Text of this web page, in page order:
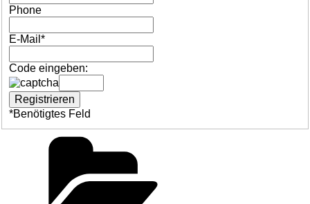
Phone
E-Mail *
Code eingeben:
*Benötigtes Feld